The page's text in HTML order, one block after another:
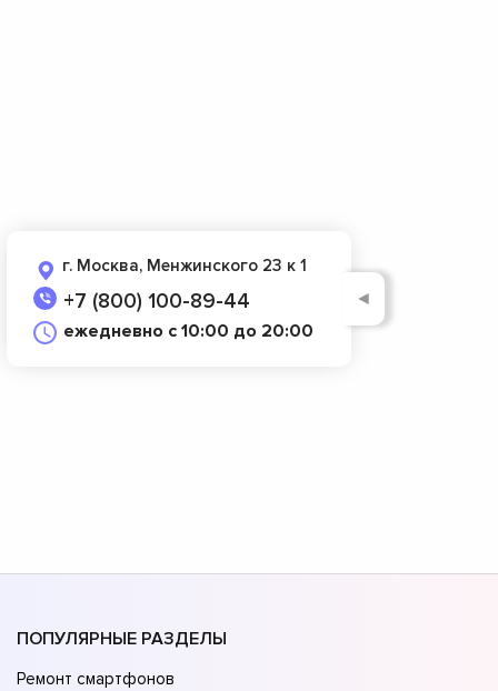
г. Москва, Менжинского 23 к 1
+7 (800) 100-89-44
ежедневно с 10:00 до 20:00
◄
ПОПУЛЯРНЫЕ РАЗДЕЛЫ
Ремонт смартфонов